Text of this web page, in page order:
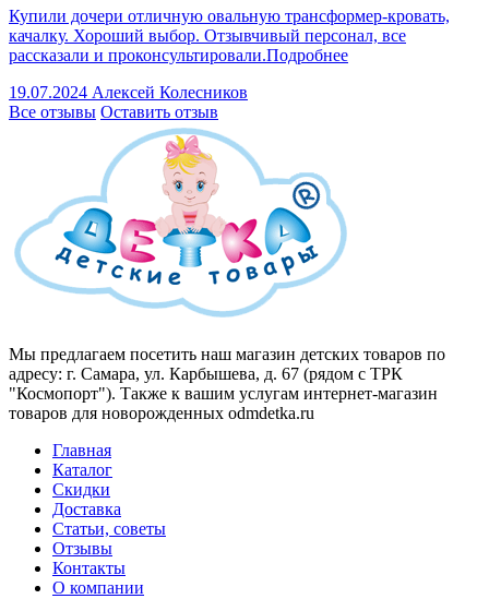
Купили дочери отличную овальную трансформер-кровать,
качалку. Хороший выбор. Отзывчивый персонал, все
рассказали и проконсультировали.Подробнее
19.07.2024 Алексей Колесников
Все отзывы Оставить отзыв
Мы предлагаем посетить наш магазин детских товаров по
адресу: г. Самара, ул. Карбышева, д. 67 (рядом с ТРК
"Космопорт"). Также к вашим услугам интернет-магазин
товаров для новорожденных odmdetka.ru
Главная
Каталог
Скидки
Доставка
Статьи, советы
Отзывы
Контакты
О компании